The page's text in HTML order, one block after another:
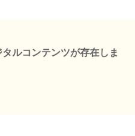
ルコンテンツが存在しま